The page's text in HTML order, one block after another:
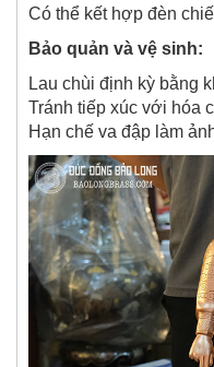
Có thể kết hợp đèn
Bảo quản và vệ sinh:
Lau chùi định kỳ bằng
Tránh tiếp xúc với hóa
Hạn chế va đập làm